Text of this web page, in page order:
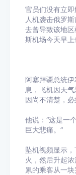
官员们没有立
人机袭击俄罗
去曾导致该地
斯机场今天早上
阿塞拜疆总统
息，飞机因天
因尚不清楚，必
他说：“这是一
巨大悲痛。”
坠机视频显示
火，然后升起
累的乘客从一块